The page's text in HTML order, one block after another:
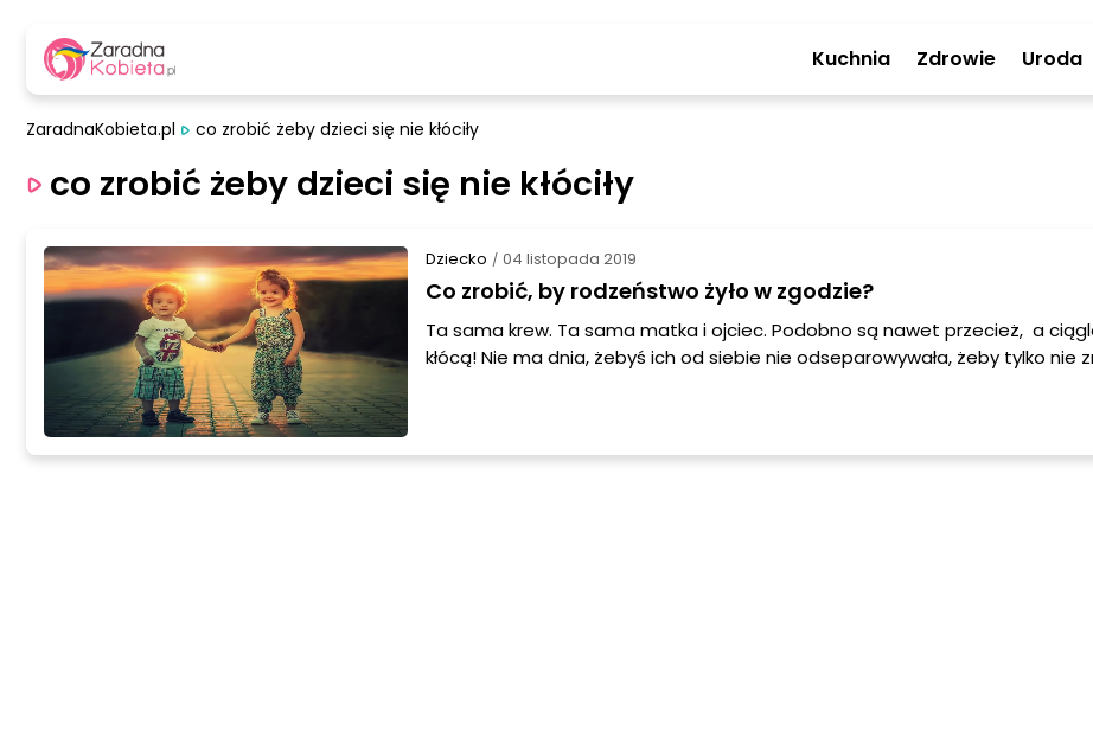
Kuchnia Zdrowie Uroda
ZaradnaKobieta.pl co zrobić żeby dzieci się nie kłóciły
co zrobić żeby dzieci się nie kłóciły
Dziecko / 04 listopada 2019
Co zrobić, by rodzeństwo żyło w zgodzie?
Ta sama krew. Ta sama matka i ojciec. Podobno są nawet przecież, a
kłócą! Nie ma dnia, żebyś ich od siebie nie odseparowywała, żeby tylko nie